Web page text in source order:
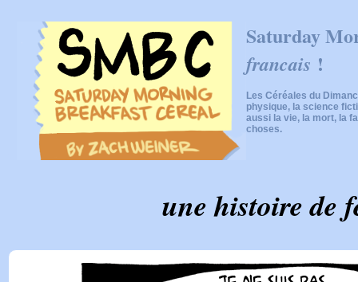
Saturday
francais !
Les Céréales du
physique, la science
aussi la vie, la mort, la
choses.
une histoire de